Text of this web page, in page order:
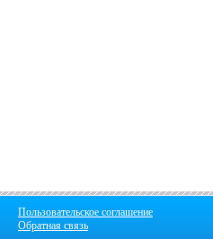
Пользовательское соглашение
Обратная связь